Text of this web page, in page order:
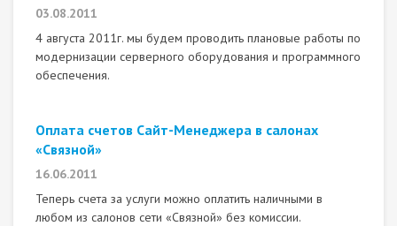
03.08.2011
4 августа 2011г. мы будем проводить плановые работы по
модернизации серверного оборудования и программного
обеспечения.
Оплата счетов Сайт-Менеджера в салонах
«Связной»
16.06.2011
Теперь счета за услуги можно оплатить наличными в
любом из салонов сети «Связной» без комиссии.